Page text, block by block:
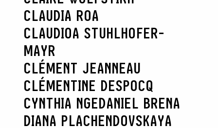
CLAUDIA ROA
CLAUDIOA STUHLHOFER-
MAYR
CLÉMENT JEANNEAU
CLÉMENTINE DESPOCQ
CYNTHIA NGEDANIEL BRENA
DIANA PLACHENDOVSKAYA